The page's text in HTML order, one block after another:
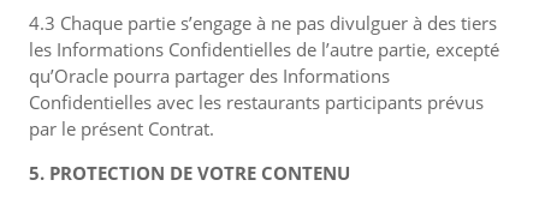
4.3 Chaque partie s’engage à ne pas divulguer à des tiers
les Informations Confidentielles de l’autre partie, excepté
qu’Oracle pourra partager des Informations
Confidentielles avec les restaurants participants prévus
par le présent Contrat.
5. PROTECTION DE VOTRE CONTENU